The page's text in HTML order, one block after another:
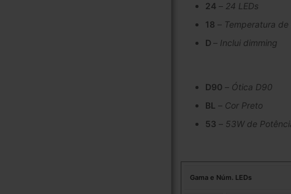
24 – 24 LEDs
18 – Temperatura
D – Inclui dimming
D90 – Ótica D90
BL – Cor Preto
53 – 53W de
Gama e Núm. LEDs